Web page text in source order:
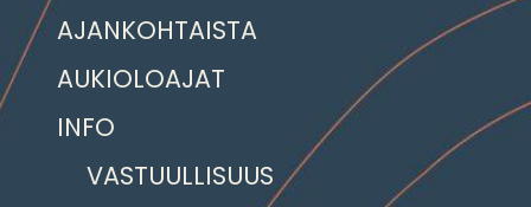
AJANKOHTAISTA
AUKIOLOAJAT
INFO
VASTUULLISUUS